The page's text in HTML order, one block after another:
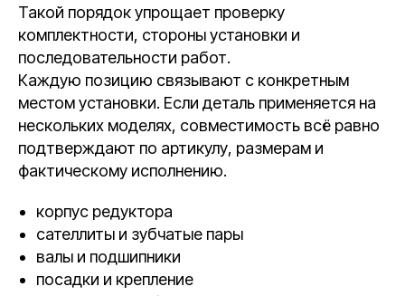
Такой порядок упрощает проверку
комплектности, стороны установки и
последовательности работ.
Каждую позицию связывают с конкретным
местом установки. Если деталь применяется на
нескольких моделях, совместимость всё равно
подтверждают по артикулу, размерам и
фактическому исполнению.
корпус редуктора
сателлиты и зубчатые пары
валы и подшипники
посадки и крепление